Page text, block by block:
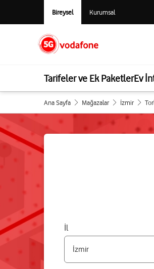
Bireysel Kurumsal
Tarifeler ve Ek PaketlerEv
Ana Sayfa Mağazalar İzmir
İl